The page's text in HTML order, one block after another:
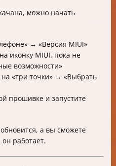
можно начать
→ «Версия MIUI»
иконку MIUI, пока не
возможности»
«три точки» → «Выбрать
прошивке и запустите
а вы сможете
работает.